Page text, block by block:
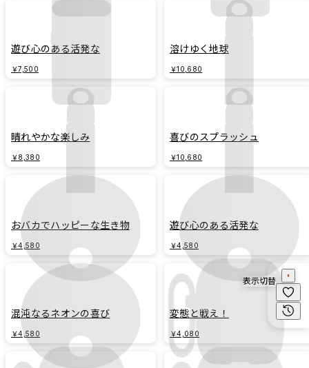
遊び心のある活発な
￥7,500
溶けゆく地球
￥10,680
晴れやかな楽しみ
￥8,380
喜びのスプラッシュ
￥10,680
おバカでハッピーな生き物
￥4,580
遊び心のある活発な
￥4,580
混沌なるネオンの喜び
￥4,580
変態と戦え！
￥4,080
表示切替